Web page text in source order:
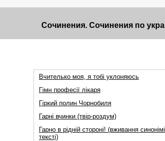
Сочинения. Сочинения по
Вчителько моя, я тобi уклоняюсь
Гiмн професiї лiкаря
Гіркий полин Чорнобиля
Гарні вчинки (твір-роздум)
Гарно в рідній стороні! (вживання
тексті)